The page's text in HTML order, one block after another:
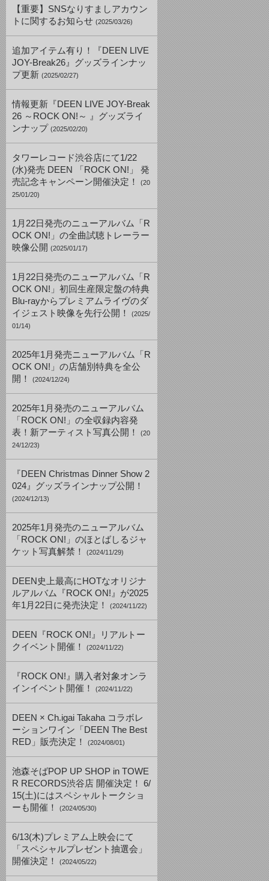
【重要】SNSなりすましアカウン
トに関するお知らせ (2025/03/26)
追加アイテム有り！『DEEN LIVE
JOY-Break26』グッズラインナッ
プ更新 (2025/02/27)
情報更新『DEEN LIVE JOY-Break
26 ～ROCK ON!～ 』グッズライ
ンナップ (2025/02/20)
タワーレコード渋谷店にて1/22
(水)発売 DEEN 「ROCK ON!」 発
売記念キャンペーン開催決定！
(20
25/01/20)
1月22日発売のニューアルバム「R
OCK ON!」の全曲試聴トレーラー
映像公開 (2025/01/17)
1月22日発売のニューアルバム「R
OCK ON!」初回生産限定盤の特典
Blu-rayからプレミアムライヴのダ
イジェスト映像を先行公開！
(2025/
01/14)
2025年1月発売ニューアルバム「R
OCK ON!」の店舗別特典を全公
開！
(2024/12/24)
2025年1月発売のニューアルバム
「ROCK ON!」の全収録内容発
表！新アーティスト写真公開！
(20
24/12/23)
『DEEN Christmas Dinner Show 2
024』グッズラインナップ公開！
(2024/12/13)
2025年1月発売のニューアルバム
「ROCK ON!」のほとばしるジャ
ケット写真解禁！
(2024/11/29)
DEEN史上最高にHOTなオリジナ
ルアルバム『ROCK ON!』が2025
年1月22日に発売決定！
(2024/11/22)
DEEN『ROCK ON!』リアルトー
クイベント開催！
(2024/11/22)
『ROCK ON!』購入者対象オンラ
インイベント開催！
(2024/11/22)
DEEN × Ch.igai Takaha コラボレ
ーションワイン「DEEN The Best
RED」販売決定！
(2024/08/01)
池森そばPOP UP SHOP in TOWE
R RECORDS渋谷店 開催決定！ 6/
15(土)にはスペシャルトークショ
ーも開催！
(2024/05/30)
6/13(木)プレミアム上映会にて
「スペシャルプレゼント抽選会」
開催決定！
(2024/05/22)